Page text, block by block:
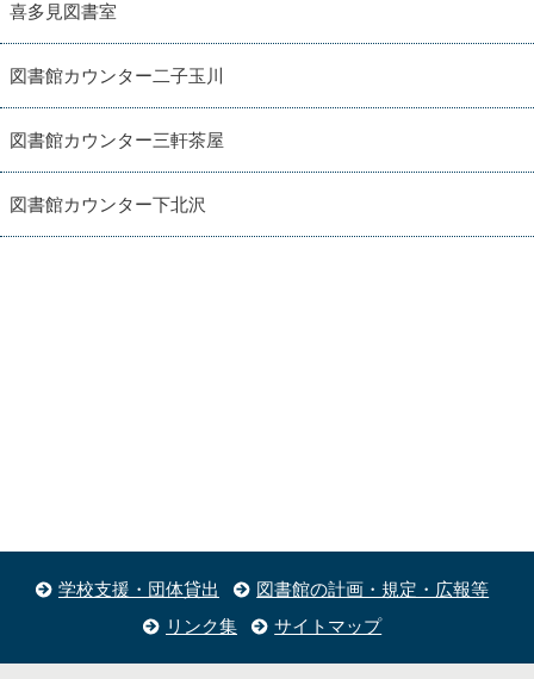
喜多見図書室
図書館カウンター二子玉川
図書館カウンター三軒茶屋
図書館カウンター下北沢
学校支援・団体貸出
図書館の計画・規定・広報等
リンク集
サイトマップ